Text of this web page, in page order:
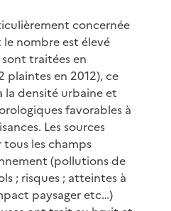
concernée
nombre est élevé
traitées en
plaintes en 2012), ce
la densité urbaine et
favorables à
Les sources
les champs
(pollutions de
; risques ; atteintes à
paysager etc…)